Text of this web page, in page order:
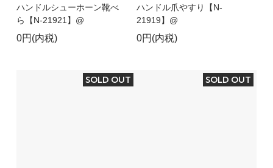
ハンドルシューホーン靴べ
ら【N-21921】@
0円(内税)
ハンドル爪やすり【N-
21919】@
0円(内税)
SOLD OUT SOLD OUT